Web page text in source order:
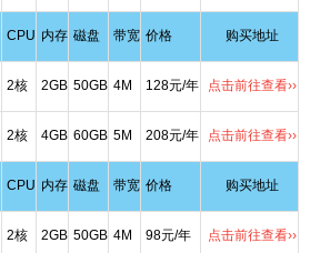
CPU 内存 磁盘 带宽 价格 购买地址
2核 2GB 50GB 4M 128元/年 点击前往查看››
2核 4GB 60GB 5M 208元/年 点击前往查看››
CPU 内存 磁盘 带宽 价格 购买地址
2核 2GB 50GB 4M 98元/年 点击前往查看››